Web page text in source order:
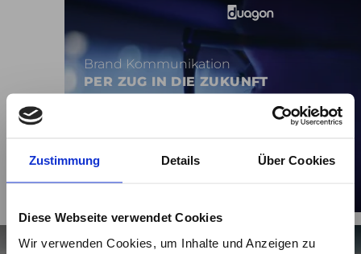
Zustimmung Details Über Cookies
Diese Webseite verwendet Cookies
Wir verwenden Cookies, um Inhalte und Anzeigen zu
Brand Kommunikation
PER ZUG IN DIE ZUKUNFT